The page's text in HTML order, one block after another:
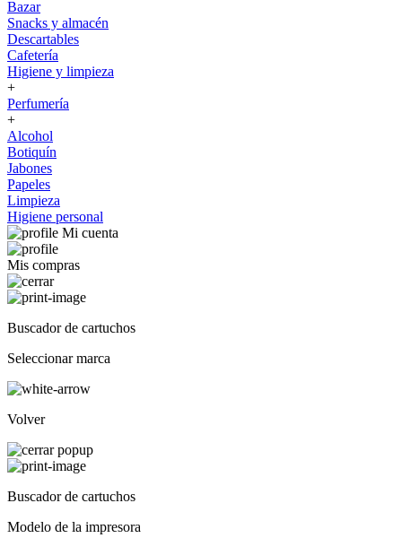
Bazar
Snacks y almacén
Descartables
Cafetería
Higiene y limpieza
+
Perfumería
+
Alcohol
Botiquín
Jabones
Papeles
Limpieza
Higiene personal
Mi cuenta
Mis compras
Buscador de cartuchos
Seleccionar marca
Volver
Buscador de cartuchos
Modelo de la impresora